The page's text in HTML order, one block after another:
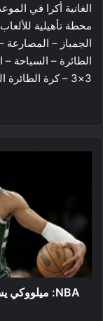
الجمباز – المصارعة
الطائرة – السباحة
3×3 – كرة الطائرة الشاطئية – الترياتلون – الدراجات
ال
المتتالي
وينفرد
بالصدارة
شرقاً